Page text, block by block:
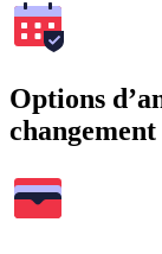
Options